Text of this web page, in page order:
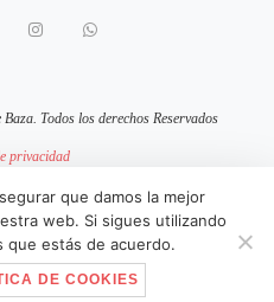
Todos los derechos Reservados
privacidad
cookies
por pixelcero.com
que damos la mejor
web. Si sigues utilizando
que estás de acuerdo.
DE COOKIES